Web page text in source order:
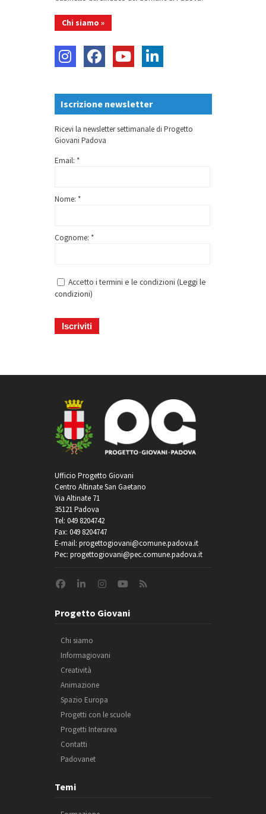
Chi siamo »
Iscrizione newsletter
Ricevi la newsletter settimanale di Progetto
Giovani Padova
Email: *
Nome: *
Cognome: *
Accetto i termini e le condizioni (Leggi le
condizioni)
Ufficio Progetto Giovani
Centro Altinate San Gaetano
Via Altinate 71
35121 Padova
Tel: 049 8204742
Fax: 049 8204747
E-mail: progettogiovani@comune.padova.it
Pec: progettogiovani@pec.comune.padova.it
Progetto Giovani
Chi siamo
Informagiovani
Creatività
Animazione
Spazio Europa
Progetti con le scuole
Progetti Interarea
Contatti
Padovanet
Temi